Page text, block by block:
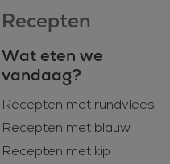
Recepten
Wat eten we
vandaag?
Recepten met rundvlees
Recepten met blauw
Recepten met kip